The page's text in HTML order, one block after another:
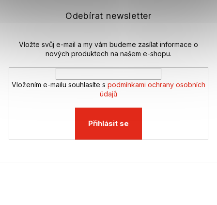
Odebírat newsletter
Vložte svůj e-mail a my vám budeme zasílat informace o
nových produktech na našem e-shopu.
Vložením e-mailu souhlasíte s podmínkami ochrany osobních
údajů
Přihlásit se